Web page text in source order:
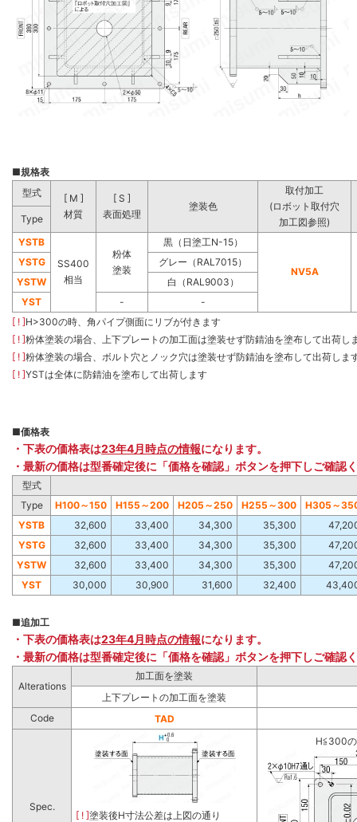
■規格表
型式
[ M ]
材質
[ S ]
表面処理
塗装色
取付加工
(ロボット取付穴
加工図参照)
Type
YSTB
SS400
相当
粉体
塗装
黒（日塗工N-15）
NV5A
YSTG
グレー（RAL7015）
YSTW
白（RAL9003）
YST
-
-
[ ! ]H>300の時、角パイプ側面にリブが付きます
[ ! ]粉体塗装の場合、上下プレートの加工面は塗装せず防錆油を塗布して出荷し
[ ! ]粉体塗装の場合、ボルト穴とノック穴は塗装せず防錆油を塗布して出荷しま
[ ! ]YSTは全体に防錆油を塗布して出荷します
■価格表
・下表の価格表は23年4月時点の情報になります。
・最新の価格は型番確定後に「価格を確認」ボタンを押下しご確認
型式
Type
H100～150 H155～200 H205～250 H255～300
H305～
YSTB
32,600 33,400 34,300 35,300
YSTG
32,600 33,400 34,300 35,300
YSTW
32,600 33,400 34,300 35,300
YST
30,000 30,900 31,600 32,400
■追加工
・下表の価格表は23年4月時点の情報になります。
・最新の価格は型番確定後に「価格を確認」ボタンを押下しご確認
Alterations
加工面を塗装
上下プレートの加工面を塗装
Code
TAD
Spec.
[ ! ]塗装後H寸法公差は上図の通り
H≦300